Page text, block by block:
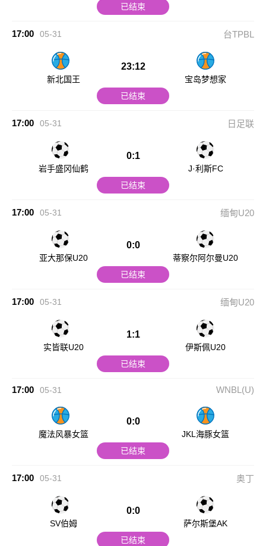
已结束
17:00 05-31 台TPBL
新北国王
23:12
宝岛梦想家
已结束
17:00 05-31 日足联
岩手盛冈仙鹤
0:1
J·利斯FC
已结束
17:00 05-31 缅甸U20
亚大那保U20
0:0
蒂察尔阿尔曼U20
已结束
17:00 05-31 缅甸U20
实皆联U20
1:1
伊斯佩U20
已结束
17:00 05-31 WNBL(U)
魔法风暴女篮
0:0
JKL海豚女篮
已结束
17:00 05-31 奥丁
SV伯姆
0:0
萨尔斯堡AK
已结束